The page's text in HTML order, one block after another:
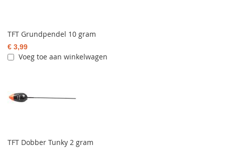
TFT Grundpendel 10 gram
€ 3,99
Voeg toe aan winkelwagen
TFT Dobber Tunky 2 gram